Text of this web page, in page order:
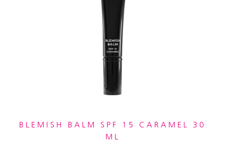
BLEMISH BALM SPF 15 CARAMEL 30
ML